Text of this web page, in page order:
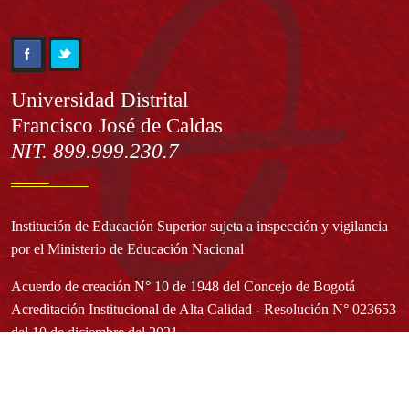
Información
Universidad Distrital
Francisco José de Caldas
NIT. 899.999.230.7
Institución de Educación Superior sujeta a inspección y vigilancia
por el Ministerio de Educación Nacional
Acuerdo de creación N° 10 de 1948 del Concejo de Bogotá
Acreditación Institucional de Alta Calidad - Resolución N° 023653
del 10 de diciembre del 2021